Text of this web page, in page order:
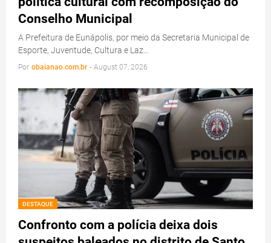
Conselho Municipal
A Prefeitura de Eunápolis, por meio da Secretaria Municipal de
Esporte, Juventude, Cultura e Laz…
Por obaianao.com.br - August 07, 2026
DESTAQUE
Confronto com a polícia deixa dois